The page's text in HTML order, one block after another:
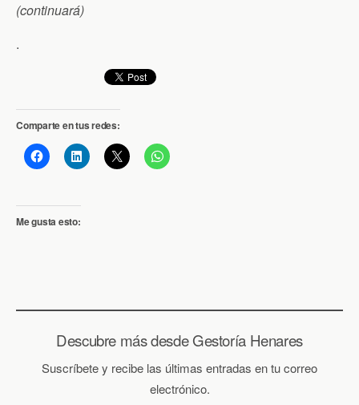
(continuará)
.
Comparte en tus redes:
Me gusta esto:
Descubre más desde Gestoría Henares
Suscríbete y recibe las últimas entradas en tu correo
electrónico.